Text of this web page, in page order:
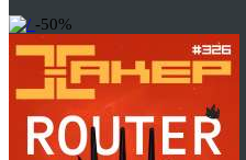
-50%